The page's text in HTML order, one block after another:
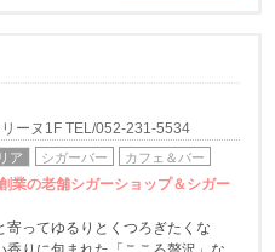
ーヌ1F TEL/052-231-5534
ア シガーバー カフェ＆バー
業の老舗シガーショップ＆シガー
寄ってゆるりとくつろぎたくな